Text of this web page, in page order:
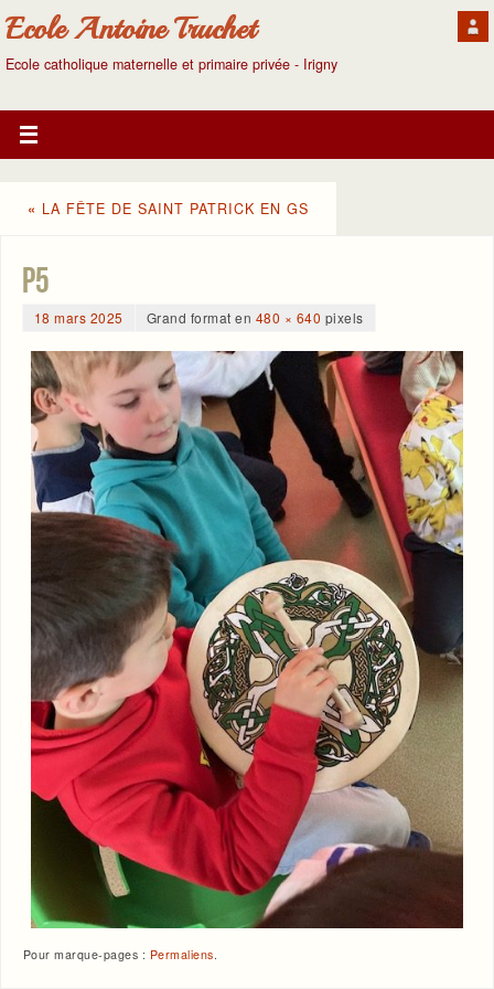
Ecole Antoine Truchet
Ecole catholique maternelle et primaire privée - Irigny
« LA FÊTE DE SAINT PATRICK EN GS
p5
18 mars 2025 Grand format en 480 × 640 pixels
Pour marque-pages : Permaliens.